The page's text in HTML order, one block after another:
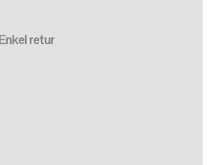
retur